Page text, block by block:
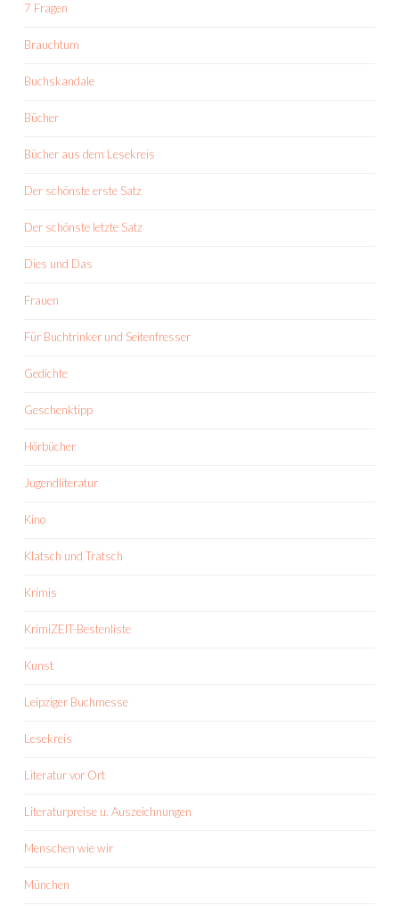
7 Fragen
Brauchtum
Buchskandale
Bücher
Bücher aus dem Lesekreis
Der schönste erste Satz
Der schönste letzte Satz
Dies und Das
Frauen
Für Buchtrinker und Seitenfresser
Gedichte
Geschenktipp
Hörbücher
Jugendliteratur
Kino
Klatsch und Tratsch
Krimis
KrimiZEIT-Bestenliste
Kunst
Leipziger Buchmesse
Lesekreis
Literatur vor Ort
Literaturpreise u. Auszeichnungen
Menschen wie wir
München